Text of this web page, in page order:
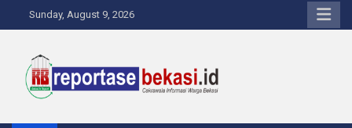
to
Sunday, August 9, 2026
Cakrawala Informasi Warga Bekasi